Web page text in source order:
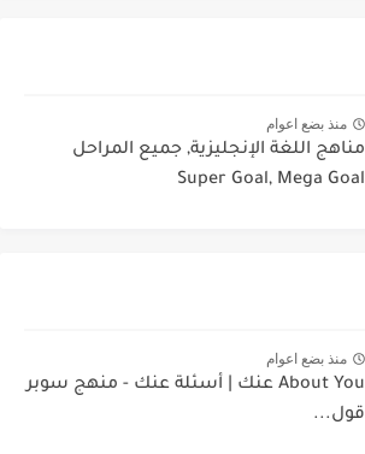
منذ بضع اعوام
مناهج اللغة الإنجليزية, جميع المراحل
Super Goal, Mega Goal
منذ بضع اعوام
About You عنك | أسئلة عنك - منهج سوبر
قول...